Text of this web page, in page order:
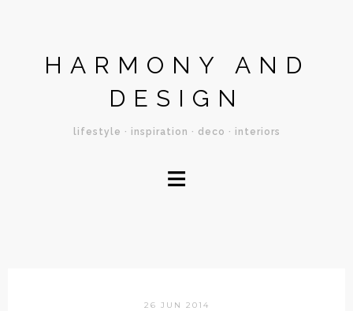
HARMONY AND
DESIGN
lifestyle · inspiration · deco · interiors
≡
26 JUN 2014